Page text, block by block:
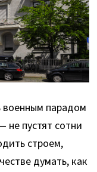
парадом
пустят сотни
строем,
думать, как